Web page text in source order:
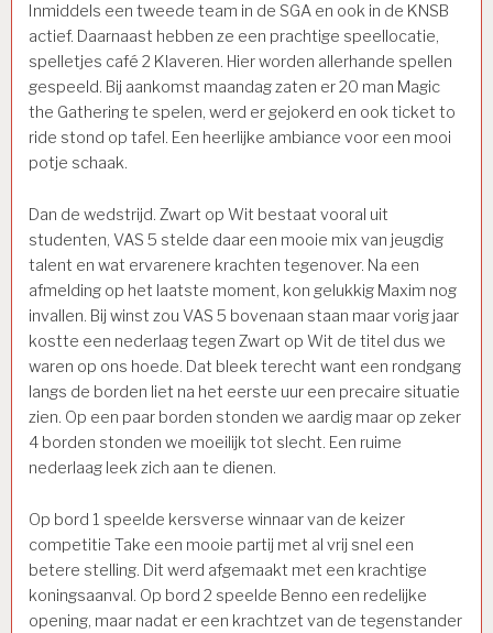
Inmiddels een tweede team in de SGA en ook in de KNSB
actief. Daarnaast hebben ze een prachtige speellocatie,
spelletjes café 2 Klaveren. Hier worden allerhande spellen
gespeeld. Bij aankomst maandag zaten er 20 man Magic
the Gathering te spelen, werd er gejokerd en ook ticket to
ride stond op tafel. Een heerlijke ambiance voor een mooi
potje schaak.
Dan de wedstrijd. Zwart op Wit bestaat vooral uit
studenten, VAS 5 stelde daar een mooie mix van jeugdig
talent en wat ervarenere krachten tegenover. Na een
afmelding op het laatste moment, kon gelukkig Maxim nog
invallen. Bij winst zou VAS 5 bovenaan staan maar vorig jaar
kostte een nederlaag tegen Zwart op Wit de titel dus we
waren op ons hoede. Dat bleek terecht want een rondgang
langs de borden liet na het eerste uur een precaire situatie
zien. Op een paar borden stonden we aardig maar op zeker
4 borden stonden we moeilijk tot slecht. Een ruime
nederlaag leek zich aan te dienen.
Op bord 1 speelde kersverse winnaar van de keizer
competitie Take een mooie partij met al vrij snel een
betere stelling. Dit werd afgemaakt met een krachtige
koningsaanval. Op bord 2 speelde Benno een redelijke
opening, maar nadat er een krachtzet van de tegenstander